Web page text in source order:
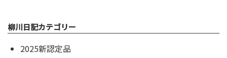
柳川日記カテゴリー
2025新認定品